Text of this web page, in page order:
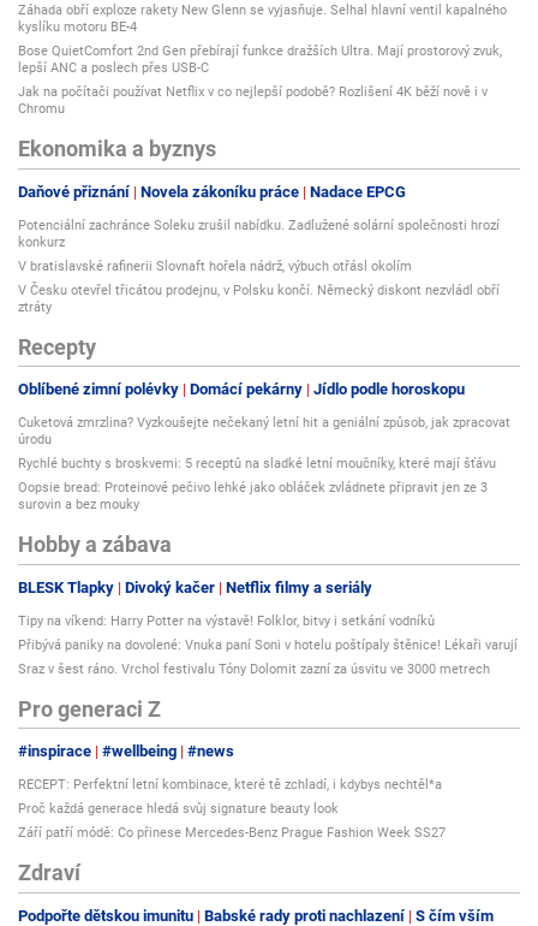
Záhada obří exploze rakety New Glenn se vyjasňuje. Selhal hlavní ventil kapalného
kyslíku motoru BE-4
Bose QuietComfort 2nd Gen přebírají funkce dražších Ultra. Mají prostorový zvuk,
lepší ANC a poslech přes USB-C
Jak na počítači používat Netflix v co nejlepší podobě? Rozlišení 4K běží nově i v
Chromu
Ekonomika a byznys
Daňové přiznání Novela zákoníku práce Nadace EPCG
Potenciální zachránce Soleku zrušil nabídku. Zadlužené solární společnosti hrozí
konkurz
V bratislavské rafinerii Slovnaft hořela nádrž, výbuch otřásl okolím
V Česku otevřel třicátou prodejnu, v Polsku končí. Německý diskont nezvládl obří
ztráty
Recepty
Oblíbené zimní polévky Domácí pekárny Jídlo podle horoskopu
Cuketová zmrzlina? Vyzkoušejte nečekaný letní hit a geniální způsob, jak zpracovat
úrodu
Rychlé buchty s broskvemi: 5 receptů na sladké letní moučníky, které mají šťávu
Oopsie bread: Proteinové pečivo lehké jako obláček zvládnete připravit jen ze 3
surovin a bez mouky
Hobby a zábava
BLESK Tlapky Divoký kačer Netflix filmy a seriály
Tipy na víkend: Harry Potter na výstavě! Folklor, bitvy i setkání vodníků
Přibývá paniky na dovolené: Vnuka paní Soni v hotelu poštípaly štěnice! Lékaři varují
Sraz v šest ráno. Vrchol festivalu Tóny Dolomit zazní za úsvitu ve 3000 metrech
Pro generaci Z
#inspirace #wellbeing #news
RECEPT: Perfektní letní kombinace, které tě zchladí, i kdybys nechtěl*a
Proč každá generace hledá svůj signature beauty look
Září patří módě: Co přinese Mercedes-Benz Prague Fashion Week SS27
Zdraví
Podpořte dětskou imunitu Babské rady proti nachlazení S čím vším